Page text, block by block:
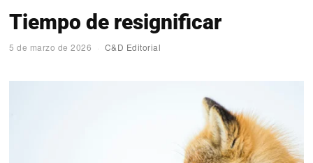
Tiempo de resignificar
5 de marzo de 2026 C&D Editorial